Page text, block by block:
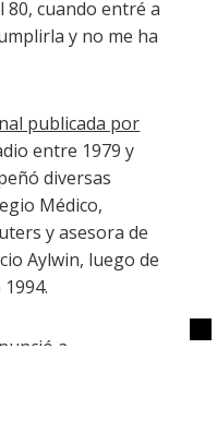
80, cuando entré a
y no me ha
publicada por
entre 1979 y
diversas
Médico,
y asesora de
Aylwin, luego de
a